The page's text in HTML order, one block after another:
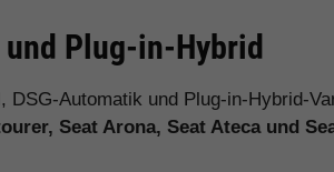
und Plug-in-Hybrid
Automatik und Plug-in-Hybrid-
Seat Arona, Seat Ateca und